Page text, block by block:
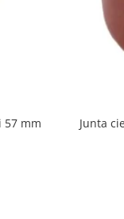
57 mm Junta